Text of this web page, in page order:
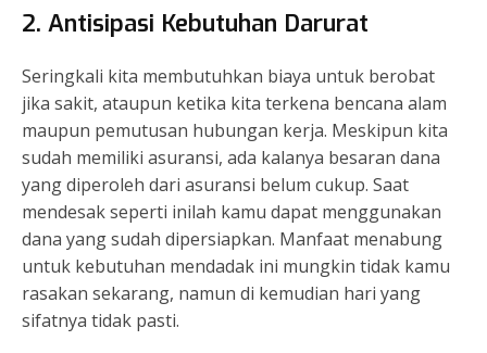
2. Antisipasi Kebutuhan Darurat
Seringkali kita membutuhkan biaya untuk berobat
jika sakit, ataupun ketika kita terkena bencana alam
maupun pemutusan hubungan kerja. Meskipun kita
sudah memiliki asuransi, ada kalanya besaran dana
yang diperoleh dari asuransi belum cukup. Saat
mendesak seperti inilah kamu dapat menggunakan
dana yang sudah dipersiapkan. Manfaat menabung
untuk kebutuhan mendadak ini mungkin tidak kamu
rasakan sekarang, namun di kemudian hari yang
sifatnya tidak pasti.